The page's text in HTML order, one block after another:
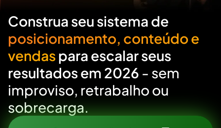
Construa seu sistema de
posicionamento, conteúdo e
vendas para escalar seus
resultados em 2026 - sem
improviso, retrabalho ou
sobrecarga.